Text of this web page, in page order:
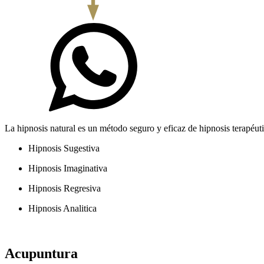
La hipnosis natural es un método seguro y eficaz de hipnosis
Hipnosis Sugestiva
Hipnosis Imaginativa
Hipnosis Regresiva
Hipnosis Analitica
Acupuntura